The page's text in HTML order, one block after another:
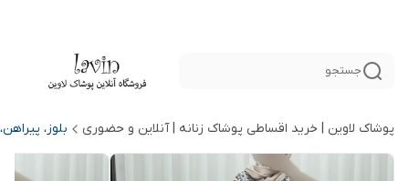
جستجو
پوشاک لاوین | خرید اقساطی پوشاک زنانه | آنلاین و حضوری بلوز،